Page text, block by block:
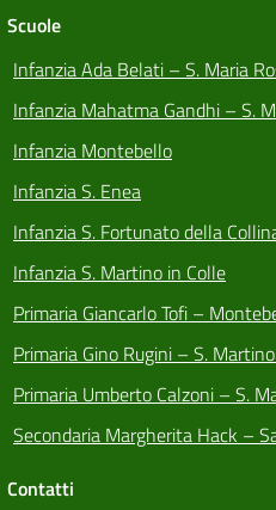
Scuole
Infanzia Ada Belati – S. Maria
Infanzia Mahatma Gandhi – S.
Infanzia Montebello
Infanzia S. Enea
Infanzia S. Fortunato della
Infanzia S. Martino in Colle
Primaria Giancarlo Tofi –
Primaria Gino Rugini – S.
Primaria Umberto Calzoni – S.
Secondaria Margherita Hack –
Contatti